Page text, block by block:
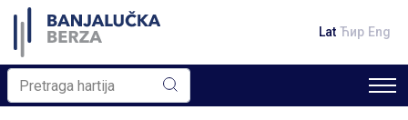
Lat Ћир Eng